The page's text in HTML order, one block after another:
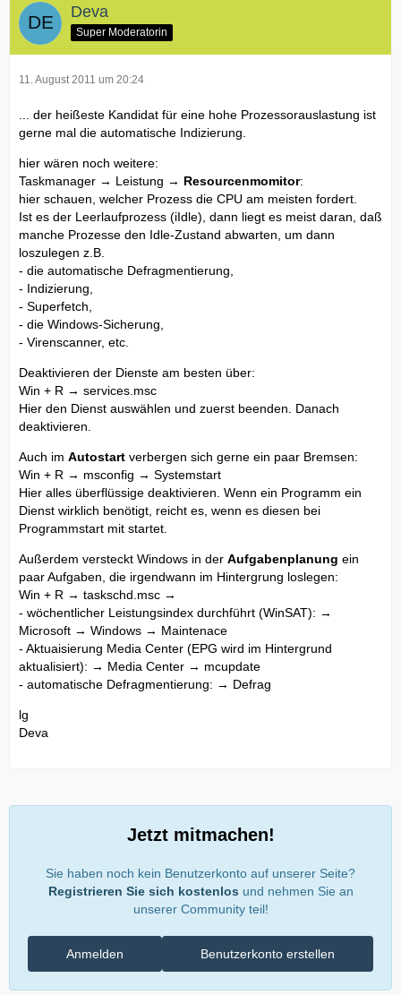
Deva
Super Moderatorin
11. August 2011 um 20:24
... der heißeste Kandidat für eine hohe Prozessorauslastung ist
gerne mal die automatische Indizierung.
hier wären noch weitere:
Taskmanager → Leistung → Resourcenmomitor:
hier schauen, welcher Prozess die CPU am meisten fordert.
Ist es der Leerlaufprozess (iIdle), dann liegt es meist daran, daß
manche Prozesse den Idle-Zustand abwarten, um dann
loszulegen z.B.
- die automatische Defragmentierung,
- Indizierung,
- Superfetch,
- die Windows-Sicherung,
- Virenscanner, etc.
Deaktivieren der Dienste am besten über:
Win + R → services.msc
Hier den Dienst auswählen und zuerst beenden. Danach
deaktivieren.
Auch im Autostart verbergen sich gerne ein paar Bremsen:
Win + R → msconfig → Systemstart
Hier alles überflüssige deaktivieren. Wenn ein Programm ein
Dienst wirklich benötigt, reicht es, wenn es diesen bei
Programmstart mit startet.
Außerdem versteckt Windows in der Aufgabenplanung ein
paar Aufgaben, die irgendwann im Hintergrung loslegen:
Win + R → taskschd.msc →
- wöchentlicher Leistungsindex durchführt (WinSAT): →
Microsoft → Windows → Maintenace
- Aktuaisierung Media Center (EPG wird im Hintergrund
aktualisiert): → Media Center → mcupdate
- automatische Defragmentierung: → Defrag
lg
Deva
Jetzt mitmachen!
Sie haben noch kein Benutzerkonto auf unserer Seite?
Registrieren Sie sich kostenlos und nehmen Sie an
unserer Community teil!
Benutzerkonto erstellen
Anmelden